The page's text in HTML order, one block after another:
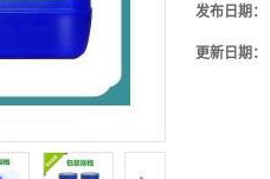
发布日期：
更新日期：